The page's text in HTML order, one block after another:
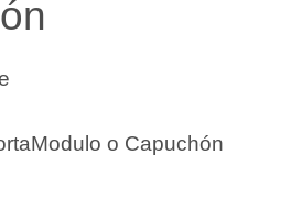
o Capuchón